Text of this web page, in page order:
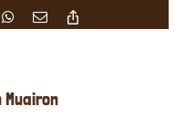
supplémentaires
après
WhatsApp
Email
Link
Muairon